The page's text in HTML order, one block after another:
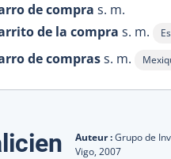
de compra s. m.
de la compra s. m.
de comprass. m.
Auteur :Grupo de
Vigo, 2007